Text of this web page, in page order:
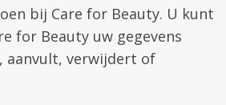
bij Care for Beauty. U kunt
for Beauty uw gegevens
verwijdert of